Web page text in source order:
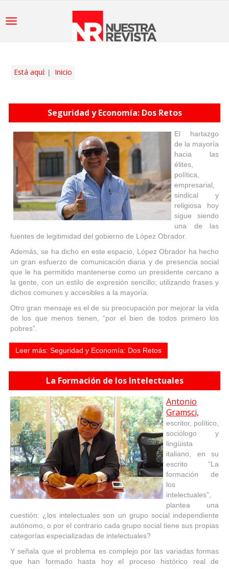
Está aquí: Inicio
Seguridad y Economía: Dos Retos
El hartazgo
de la mayoría
hacia las
élites,
política,
empresarial,
sindical y
religiosa hoy
sigue siendo
una de las
fuentes de legitimidad del gobierno de López Obrador.
Además, se ha dicho en este espacio, López Obrador ha hecho
un gran esfuerzo de comunicación diaria y de presencia social
que le ha permitido mantenerse como un presidente cercano a
la gente, con un estilo de expresión sencillo; utilizando frases y
dichos comunes y accesibles a la mayoría.
Otro gran mensaje es el de su preocupación por mejorar la vida
de los que menos tienen, “por el bien de todos primero los
pobres”.
Leer más: Seguridad y Economía: Dos Retos
La Formación de los Intelectuales
Antonio
Gramsci,
escritor, político,
sociólogo y
lingüista
italiano, en su
escrito “La
formación de
los
intelectuales”,
plantea una
cuestión: ¿los intelectuales son un grupo social independiente
autónomo, o por el contrario cada grupo social tiene sus propias
categorías especializadas de intelectuales?
Y señala que el problema es complejo por las variadas formas
que han formado hasta hoy el proceso histórico real de